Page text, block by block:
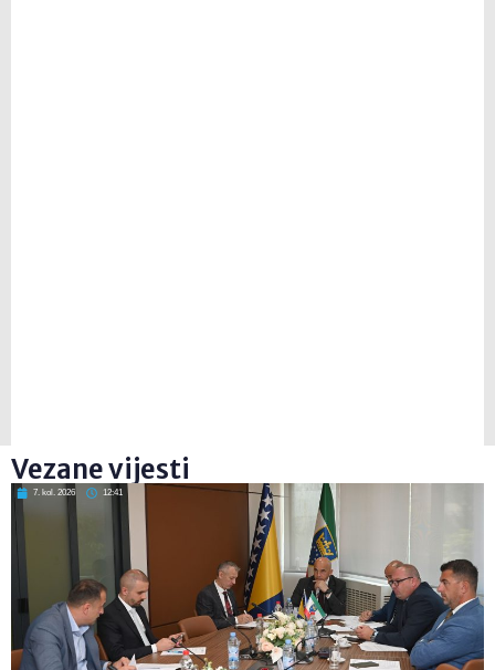
Vezane vijesti
7. kol. 2026 12:41